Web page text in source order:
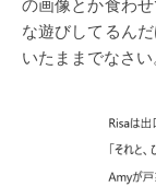
な遊びしてるん
いたままでなさ